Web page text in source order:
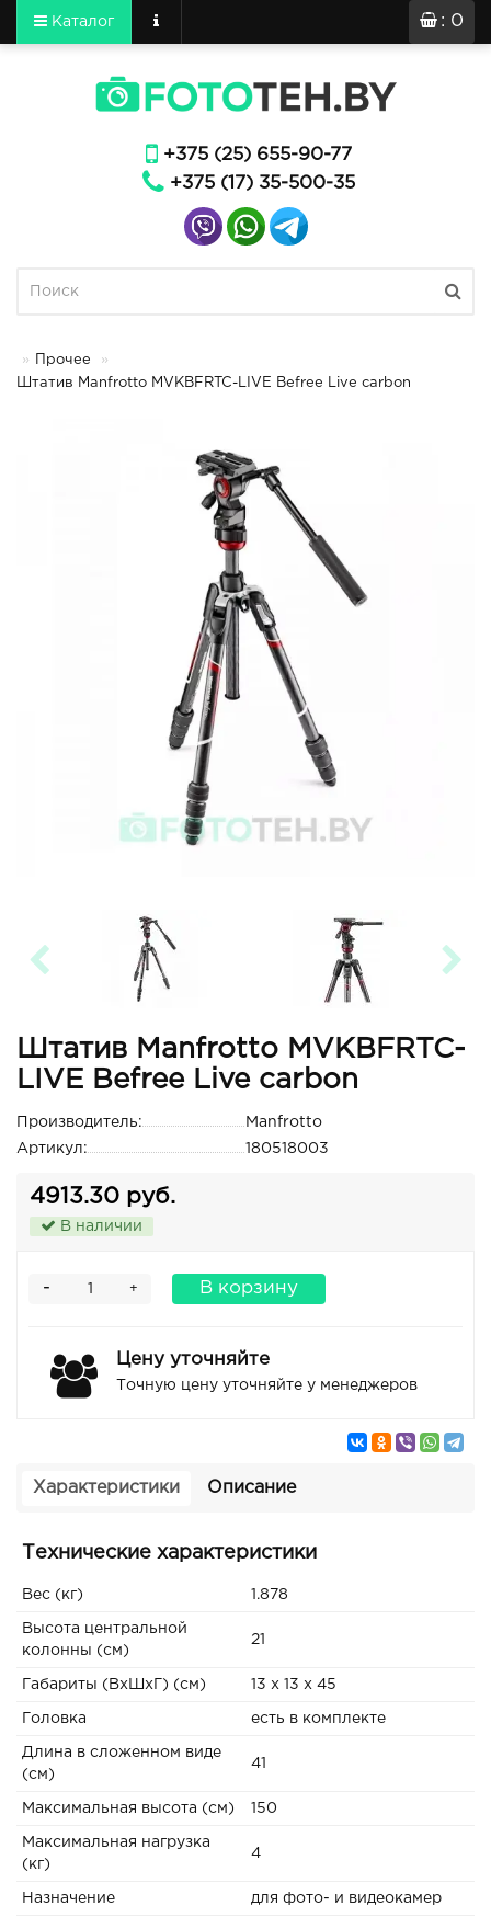
: 0
Каталог
+375 (25) 655-90-77
+375 (17) 35-500-35
Прочее
Штатив Manfrotto MVKBFRTC-LIVE Befree Live carbon
Штатив Manfrotto MVKBFRTC-
LIVE Befree Live carbon
Производитель:
Manfrotto
Артикул:
180518003
4913.30 руб.
В наличии
+
- В корзину
Цену уточняйте
Точную цену уточняйте у менеджеров
Характеристики Описание
Технические характеристики
Вес (кг) 1.878
Высота центральной
колонны (см)
21
Габариты (ВxШxГ) (см) 13 x 13 x 45
Головка есть в комплекте
Длина в сложенном виде
(см)
41
Максимальная высота (см) 150
Максимальная нагрузка
(кг)
4
Назначение для фото- и видеокамер